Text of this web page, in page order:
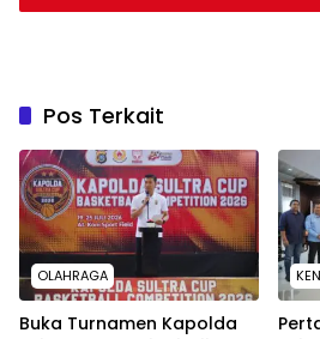
Pos Terkait
OLAHRAGA
Buka Turnamen Kapolda